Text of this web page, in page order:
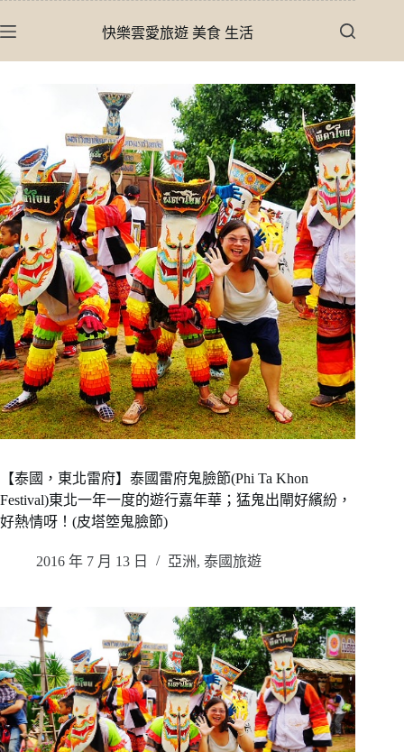
至
快樂雲愛旅遊 美食 生活
【泰國，東北雷府】泰國雷府鬼臉節(Phi Ta Khon
Festival)東北一年一度的遊行嘉年華；猛鬼出閘好繽紛，
好熱情呀！(皮塔箜鬼臉節)
2016 年 7 月 13 日 亞洲, 泰國旅遊